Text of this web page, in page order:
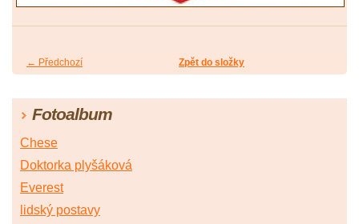
← Předchozí Zpět do složky
Fotoalbum
Chese
Doktorka plyšáková
Everest
lidský postavy